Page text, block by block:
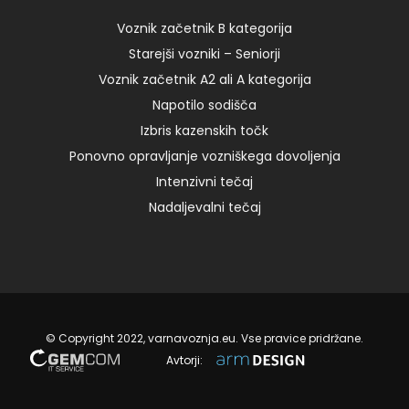
12. 08. 2022
Voznik začetnik B kategorija
Starejši vozniki – Seniorji
Voznik začetnik A2 ali A kategorija
Napotilo sodišča
Izbris kazenskih točk
Ponovno opravljanje vozniškega dovoljenja
Intenzivni tečaj
Nadaljevalni tečaj
© Copyright 2022, varnavoznja.eu. Vse pravice pridržane.
Avtorji: